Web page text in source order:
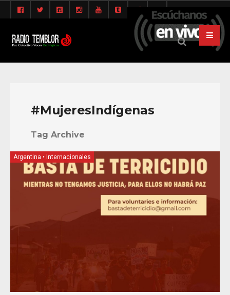
#MujeresIndígenas
Tag Archive
Argentina • Internacionales